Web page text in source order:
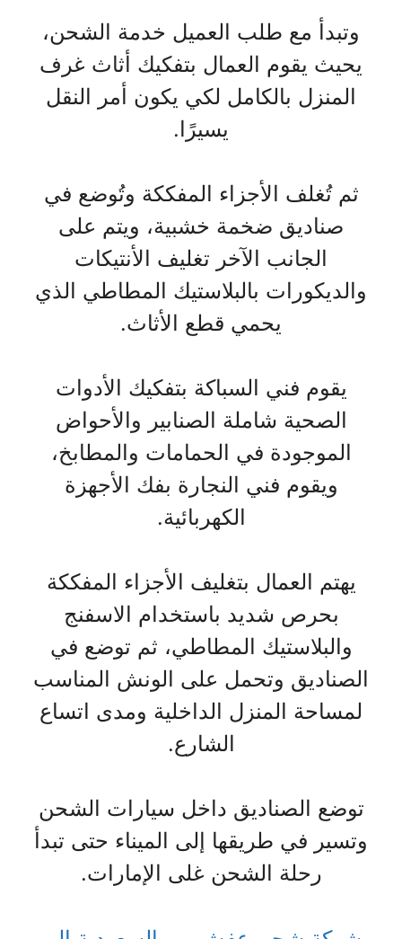
وتبدأ مع طلب العميل خدمة الشحن،
يحيث يقوم العمال بتفكيك أثاث غرف
المنزل بالكامل لكي يكون أمر النقل
يسيرًا.
ثم تُغلف الأجزاء المفككة وتُوضع في
صناديق ضخمة خشبية، ويتم على
الجانب الآخر تغليف الأنتيكات
والديكورات بالبلاستيك المطاطي الذي
يحمي قطع الأثاث.
يقوم فني السباكة بتفكيك الأدوات
الصحية شاملة الصنابير والأحواض
الموجودة في الحمامات والمطابخ،
ويقوم فني النجارة بفك الأجهزة
الكهربائية.
يهتم العمال بتغليف الأجزاء المفككة
بحرص شديد باستخدام الاسفنج
والبلاستيك المطاطي، ثم توضع في
الصناديق وتحمل على الونش المناسب
لمساحة المنزل الداخلية ومدى اتساع
الشارع.
توضع الصناديق داخل سيارات الشحن
وتسير في طريقها إلى الميناء حتى تبدأ
رحلة الشحن غلى الإمارات.